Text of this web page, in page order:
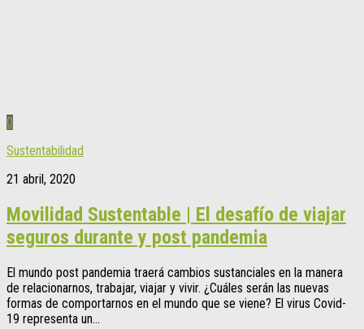
0
Sustentabilidad
21 abril, 2020
Movilidad Sustentable | El desafío de viajar
seguros durante y post pandemia
El mundo post pandemia traerá cambios sustanciales en la manera
de relacionarnos, trabajar, viajar y vivir. ¿Cuáles serán las nuevas
formas de comportarnos en el mundo que se viene? El virus Covid-
19 representa un...